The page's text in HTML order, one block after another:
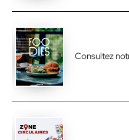
Consultez